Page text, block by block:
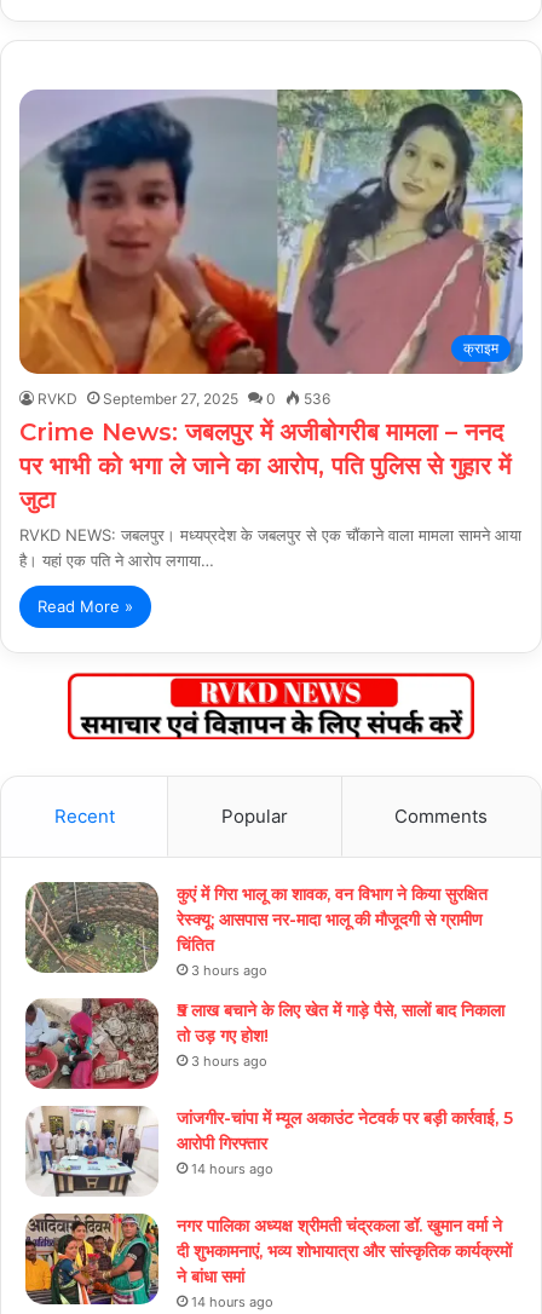
क्राइम
RVKD September 27, 2025 0 536
Crime News: जबलपुर में अजीबोगरीब मामला – ननद
पर भाभी को भगा ले जाने का आरोप, पति पुलिस से गुहार में
जुटा
RVKD NEWS: जबलपुर। मध्यप्रदेश के जबलपुर से एक चौंकाने वाला मामला सामने आया
है। यहां एक पति ने आरोप लगाया…
Read More »
Recent Popular Comments
कुएं में गिरा भालू का शावक, वन विभाग ने किया सुरक्षित
रेस्क्यू; आसपास नर-मादा भालू की मौजूदगी से ग्रामीण
चिंतित
3 hours ago
₹5 लाख बचाने के लिए खेत में गाड़े पैसे, सालों बाद निकाला
तो उड़ गए होश!
3 hours ago
जांजगीर-चांपा में म्यूल अकाउंट नेटवर्क पर बड़ी कार्रवाई, 5
आरोपी गिरफ्तार
14 hours ago
नगर पालिका अध्यक्ष श्रीमती चंद्रकला डॉ. खुमान वर्मा ने
दी शुभकामनाएं, भव्य शोभायात्रा और सांस्कृतिक कार्यक्रमों
ने बांधा समां
14 hours ago